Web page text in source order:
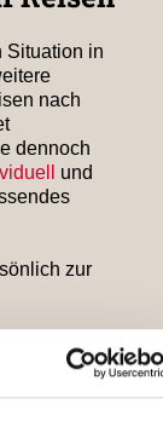
Situation in
nach
dennoch
und
zur